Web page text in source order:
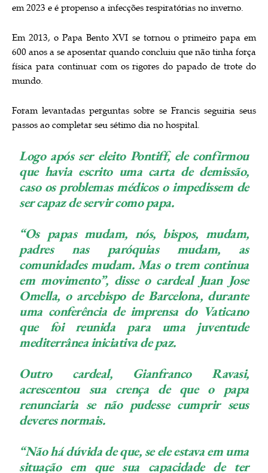
em 2023 e é propenso a infecções respiratórias no inverno.
Em 2013, o Papa Bento XVI se tornou o primeiro papa em
600 anos a se aposentar quando concluiu que não tinha força
física para continuar com os rigores do papado de trote do
mundo.
Foram levantadas perguntas sobre se Francis seguiria seus
passos ao completar seu sétimo dia no hospital.
Logo após ser eleito Pontiff, ele confirmou
que havia escrito uma carta de demissão,
caso os problemas médicos o impedissem de
ser capaz de servir como papa.
“Os papas mudam, nós, bispos, mudam,
padres nas paróquias mudam, as
comunidades mudam. Mas o trem continua
em movimento”, disse o cardeal Juan Jose
Omella, o arcebispo de Barcelona, ​​durante
uma conferência de imprensa do Vaticano
que foi reunida para uma juventude
mediterrânea iniciativa de paz.
Outro cardeal, Gianfranco Ravasi,
acrescentou sua crença de que o papa
renunciaria se não pudesse cumprir seus
deveres normais.
“Não há dúvida de que, se ele estava em uma
situação em que sua capacidade de ter